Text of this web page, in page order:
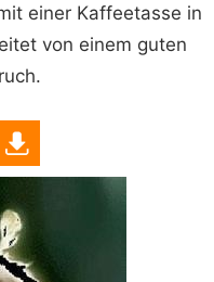
einer Kaffeetasse in
von einem guten